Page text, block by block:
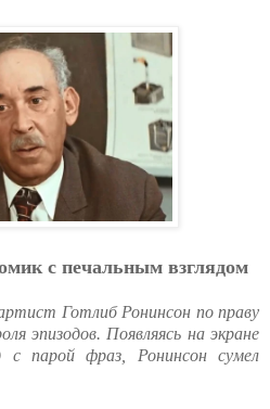
с печальным взглядом
Готлиб Ронинсон по праву
эпизодов. Появляясь на экране
с парой фраз, Ронинсон сумел